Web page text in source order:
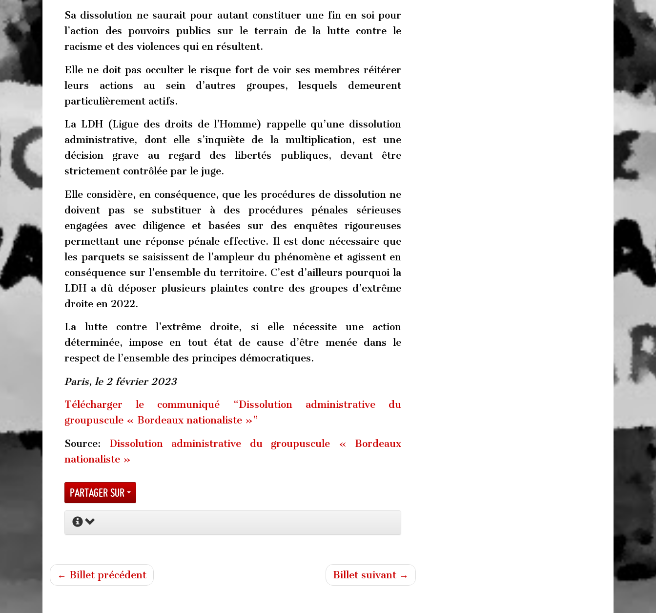
Sa dissolution ne saurait pour autant constituer une fin en soi pour
l’action des pouvoirs publics sur le terrain de la lutte contre le
racisme et des violences qui en résultent.
Elle ne doit pas occulter le risque fort de voir ses membres réitérer
leurs actions au sein d’autres groupes, lesquels demeurent
particulièrement actifs.
La LDH (Ligue des droits de l’Homme) rappelle qu’une dissolution
administrative, dont elle s’inquiète de la multiplication, est une
décision grave au regard des libertés publiques, devant être
strictement contrôlée par le juge.
Elle considère, en conséquence, que les procédures de dissolution ne
doivent pas se substituer à des procédures pénales sérieuses
engagées avec diligence et basées sur des enquêtes rigoureuses
permettant une réponse pénale effective. Il est donc nécessaire que
les parquets se saisissent de l’ampleur du phénomène et agissent en
conséquence sur l’ensemble du territoire. C’est d’ailleurs pourquoi la
LDH a dû déposer plusieurs plaintes contre des groupes d’extrême
droite en 2022.
La lutte contre l’extrême droite, si elle nécessite une action
déterminée, impose en tout état de cause d’être menée dans le
respect de l’ensemble des principes démocratiques.
Paris, le 2 février 2023
Télécharger le communiqué “Dissolution administrative du
groupuscule « Bordeaux nationaliste »”
Source: Dissolution administrative du groupuscule « Bordeaux
nationaliste »
Partager sur
← Billet précédent Billet suivant →